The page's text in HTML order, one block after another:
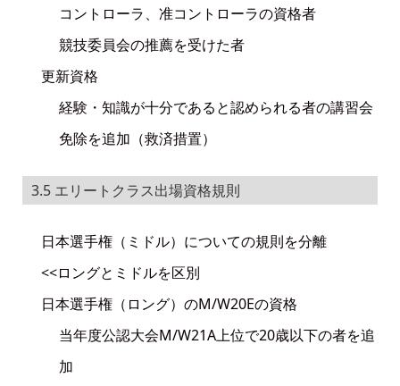
コントローラ、准コントローラの資格者
競技委員会の推薦を受けた者
更新資格
経験・知識が十分であると認められる者の講習会
免除を追加（救済措置）
3.5 エリートクラス出場資格規則
日本選手権（ミドル）についての規則を分離
<<ロングとミドルを区別
日本選手権（ロング）のM/W20Eの資格
当年度公認大会M/W21A上位で20歳以下の者を追
加